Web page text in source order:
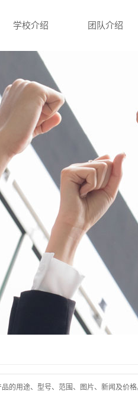
学校介绍 团队介绍
品的用途、型号、范围、图片、新闻及价